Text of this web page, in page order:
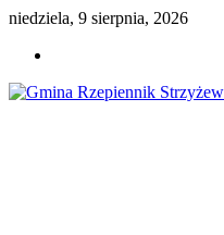
niedziela, 9 sierpnia, 2026